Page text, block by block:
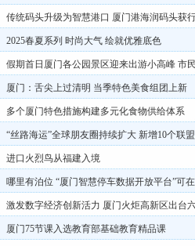
传统码头升级为智慧港口 厦门港海润码头获
2025春夏系列 时尚大气 绘就优雅底色
假期首日厦门各公园景区迎来出游小高峰 市
厦门：舌尖上过清明 当季特色美食组团上新
多个厦门特色措施构建多元化食物供给体系
“丝路海运”全球朋友圈持续扩大 新增10个联
进口火烈鸟从福建入境
哪里有泊位 “厦门智慧停车数据开放平台”可
激发数字经济创新活力 厦门火炬高新区出台
厦门75节课入选教育部基础教育精品课